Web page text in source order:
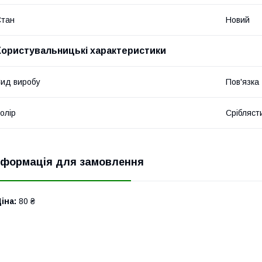
Новий
характеристики
виробу Пов'язка
для замовлення
80 ₴